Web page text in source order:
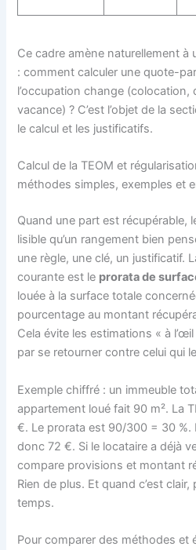
Ce cadre amène naturellement
: comment calculer une quote-
l’occupation change (colocation,
vacance) ? C’est l’objet de la
le calcul et les justificatifs.
Calcul de la TEOM et
méthodes simples, exemples et
Quand une part est récupérable,
lisible qu’un rangement bien
une règle, une clé, un justificatif.
courante est le prorata de
louée à la surface totale
pourcentage au montant
Cela évite les estimations « à
par se retourner contre celui qui
Exemple chiffré : un immeuble
appartement loué fait 90 m². La
€. Le prorata est 90/300 = 30 %.
donc 72 €. Si le locataire a déjà
compare provisions et montant
Rien de plus. Et quand c’est
temps.
Pour comparer des méthodes et